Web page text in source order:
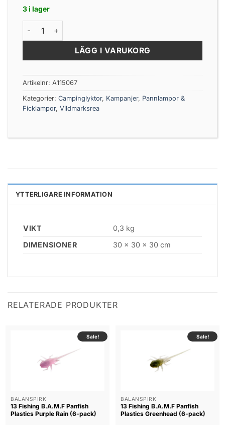
3 i lager
Cob 4-In-1 Lanterna mängd
LÄGG I VARUKORG
Artikelnr: A115067
Kategorier: Campinglyktor, Kampanjer, Pannlampor &
Ficklampor, Vildmarksrea
YTTERLIGARE INFORMATION
VIKT
0,3 kg
DIMENSIONER
30 × 30 × 30 cm
RELATERADE PRODUKTER
Sale!
BALANSPIRK
13 Fishing B.A.M.F Panfish
Plastics Purple Rain (6-pack)
Sale!
BALANSPIRK
13 Fishing B.A.M.F Panfish
Plastics Greenhead (6-pack)